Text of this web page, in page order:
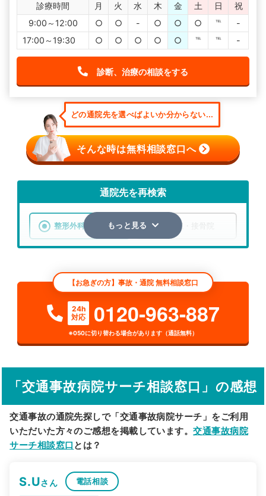
診療時間 月 火 水 木 金 土 日
祝
9:00～12:00
○ ○ - ○ ○ ○ ℡
-
17:00～19:30
○ ○ ○ ○ ○ ℡ ℡ -
診断、治療の相談をする
どの通院先を選べばよいか分からない...
そんな時は無料相談窓口へ
通院先を再検索
整形外科 整骨院・接骨院
検索する
詳細条件で絞り込む
その他の検索方法
駅から探す 院名から探す
もっと見る
【お急ぎの方】事故・通院 無料相談窓口
24h
対応
0120-963-887
※050に切り替わる場合があります（通話無料）
「交通事故病院サーチ相談窓口」の感想
交通事故の通院先探しで「交通事故病院サーチ」をご利用
いただいた方々のご感想を掲載しています。交通事故病院
サーチ相談窓口 とは？
S.Uさん 電話相談